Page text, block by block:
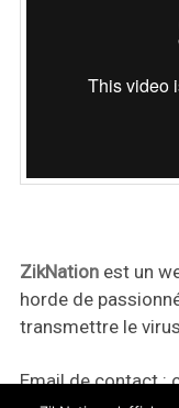
ZikNationest un
horde de
transmettre le
Email de contact :